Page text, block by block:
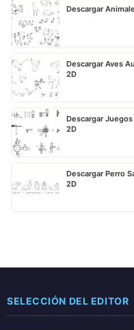
Descargar
Descargar Aves
2D
Descargar
2D
Descargar Perro
2D
SELECCIÓN DEL EDITOR